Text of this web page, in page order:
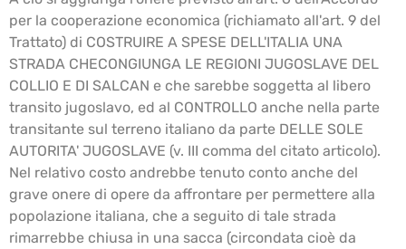
per la cooperazione economica (richiamato all'art. 9 del
Trattato) di COSTRUIRE A SPESE DELL'ITALIA UNA
STRADA CHECONGIUNGA LE REGIONI JUGOSLAVE DEL
COLLIO E DI SALCAN e che sarebbe soggetta al libero
transito jugoslavo, ed al CONTROLLO anche nella parte
transitante sul terreno italiano da parte DELLE SOLE
AUTORITA' JUGOSLAVE (v. III comma del citato articolo).
Nel relativo costo andrebbe tenuto conto anche del
grave onere di opere da affrontare per permettere alla
popolazione italiana, che a seguito di tale strada
rimarrebbe chiusa in una sacca (circondata cioè da